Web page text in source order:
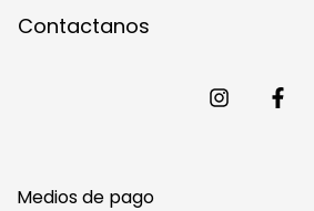
Contactanos
Medios de pago